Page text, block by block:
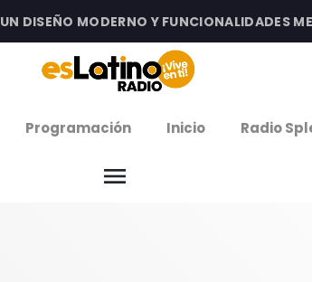
MODERNO Y FUNCIONALIDADES
Programación Inicio Radio
menu